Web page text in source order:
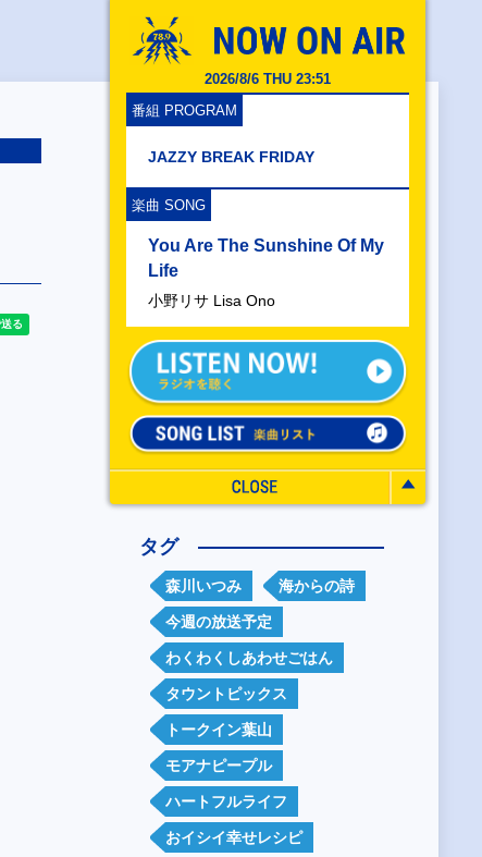
2026/8/6 THU 23:51
番組 PROGRAM
JAZZY BREAK FRIDAY
楽曲 SONG
You Are The Sunshine Of My
Life
小野リサ Lisa Ono
タグ
森川いつみ 海からの詩
今週の放送予定
わくわくしあわせごはん
タウントピックス
トークイン葉山
モアナピープル
ハートフルライフ
おイシイ幸せレシピ